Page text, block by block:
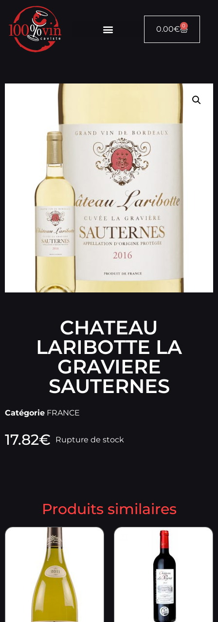
0.00€ 0
CHATEAU
LARIBOTTE LA
GRAVIERE
SAUTERNES
Catégorie FRANCE
17.82€ Rupture de stock
Produits similaires